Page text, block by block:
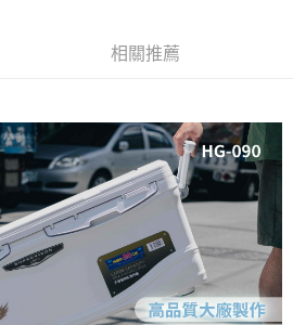
時，將依據個別帳號之用戶狀況，依本公司即
仍有額度不足之情形，本公司將視審查結果
止該用戶之使用額度並採取法律行動。
相關推薦